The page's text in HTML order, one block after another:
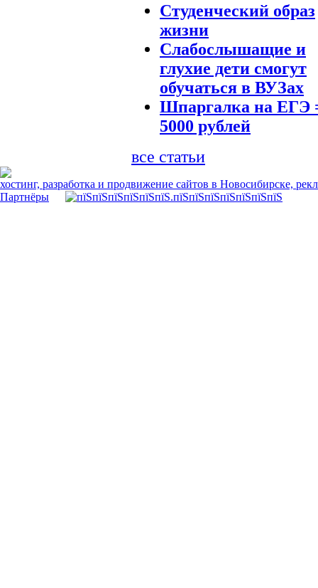
Студенческий образ
жизни
Слабослышащие и
глухие дети смогут
обучаться в ВУЗах
Шпаргалка на ЕГЭ
5000 рублей
все статьи
хостинг, разработка и продвижение сайтов в Новосибирске,
Партнёры